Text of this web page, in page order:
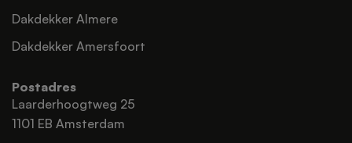
Postadres
Laarderhoogtweg 25
1101 EB Amsterdam
Dakdekker Almere
Dakdekker Amersfoort